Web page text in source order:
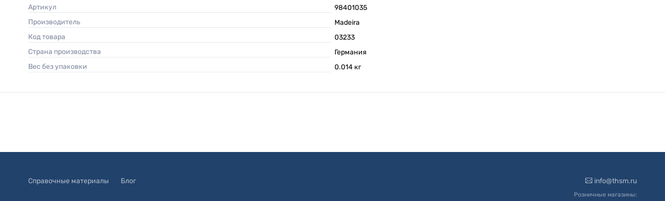
Артикул
98401035
Производитель
Madeira
Код товара
03233
Страна производства
Германия
Вес без упаковки
0.014 кг
Справочные материалы Блог info@thsm.ru
Розничные магазины: